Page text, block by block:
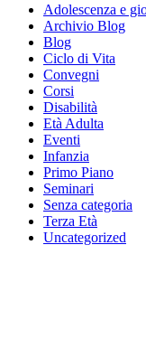
Adolescenza e
Archivio Blog
Blog
Ciclo di Vita
Convegni
Corsi
Disabilità
Età Adulta
Eventi
Infanzia
Primo Piano
Seminari
Senza categoria
Terza Età
Uncategorized